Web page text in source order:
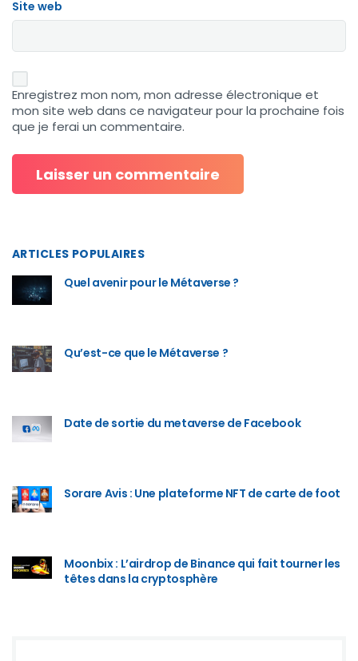
Site web
Enregistrez mon nom, mon adresse électronique et
mon site web dans ce navigateur pour la prochaine fois
que je ferai un commentaire.
ARTICLES POPULAIRES
Quel avenir pour le Métaverse ?
Qu’est-ce que le Métaverse ?
Date de sortie du metaverse de Facebook
Sorare Avis : Une plateforme NFT de carte de foot
Moonbix : L’airdrop de Binance qui fait tourner les
têtes dans la cryptosphère